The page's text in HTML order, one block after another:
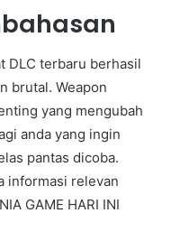
DLC terbaru berhasil
brutal. Weapon
yang mengubah
anda yang ingin
pantas dicoba.
informasi relevan
GAME HARI INI